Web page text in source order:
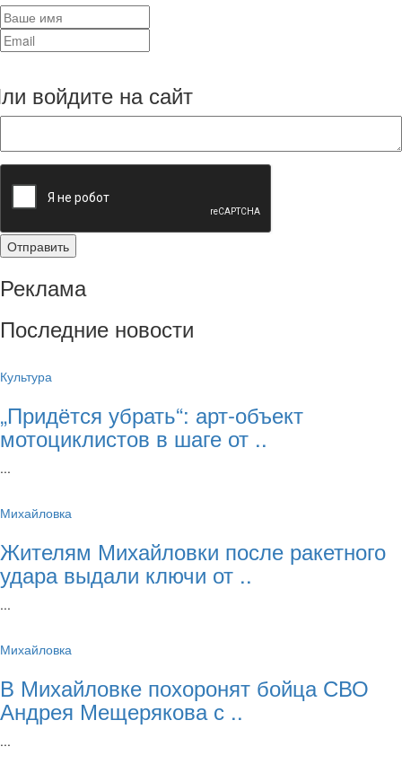
войдите на сайт
Реклама
Последние новости
Культура
„Придётся убрать“: арт‑объект
мотоциклистов в шаге от ..
...
Михайловка
Жителям Михайловки после ракетного
удара выдали ключи от ..
...
Михайловка
В Михайловке похоронят бойца СВО
Андрея Мещерякова с ..
...